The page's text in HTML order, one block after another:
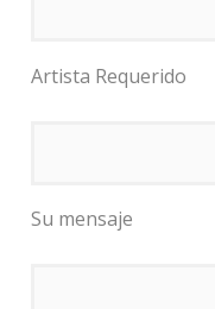
Artista Requerido
Su mensaje